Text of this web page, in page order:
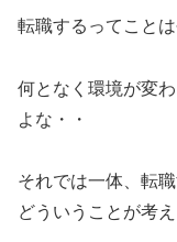
転職するってこと
何となく環境が変
よな・・
それでは一体、転
どういうことが考